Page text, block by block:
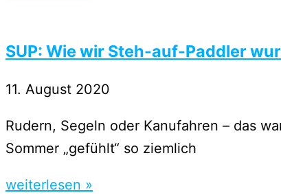
SUP: Wie wir Steh-auf-Paddler
11. August 2020
Rudern, Segeln oder Kanufahren – das
Sommer „gefühlt“ so ziemlich
weiterlesen »